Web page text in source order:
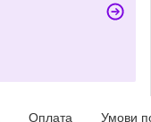
Оплата Умови